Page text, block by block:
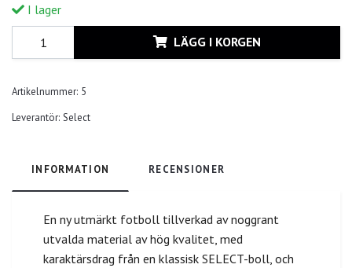
I lager
LÄGG I KORGEN
Artikelnummer: 5
Leverantör: Select
INFORMATION RECENSIONER
En ny utmärkt fotboll tillverkad av noggrant
utvalda material av hög kvalitet, med
karaktärsdrag från en klassisk SELECT-boll, och